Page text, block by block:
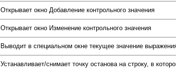
Открывает окно Добавление контрольного значения
Открывает окно Изменение контрольного значения
Выводит в специальном окне текущее значение
Устанавливает/снимает точку останова на строку, в